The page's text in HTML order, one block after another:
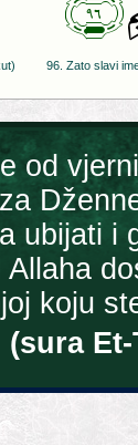
96. Zato slavi
od
ubijati i
Allaha
koju
(sura Et-